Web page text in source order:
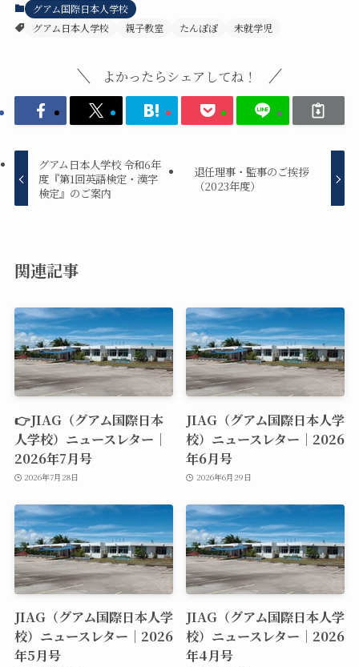
グアム国際日本人学校
グアム日本人学校
親子教室 たんぽぽ 未就学児
よかったらシェアしてね！
グアム日本人学校 令和6年
度『第1回英語検定・漢字
検定』のご案内
退任理事・監事のご挨拶
（2023年度）
関連記事
👉JIAG（グアム国際日本
人学校）ニュースレター｜
2026年7月号
2026年7月28日
JIAG（グアム国際日本人学
校）ニュースレター｜2026
年6月号
2026年6月29日
JIAG（グアム国際日本人学
校）ニュースレター｜2026
年5月号
JIAG（グアム国際日本人学
校）ニュースレター｜2026
年4月号